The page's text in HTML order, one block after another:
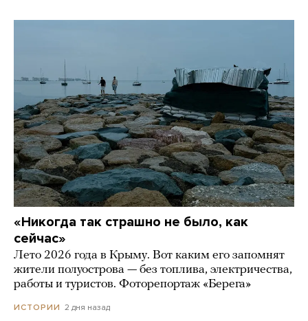
«Никогда так страшно не было, как
сейчас»
Лето 2026 года в Крыму. Вот каким его запомнят
жители полуострова — без топлива, электричества,
работы и туристов. Фоторепортаж «Берега»
ИСТОРИИ 2 дня назад